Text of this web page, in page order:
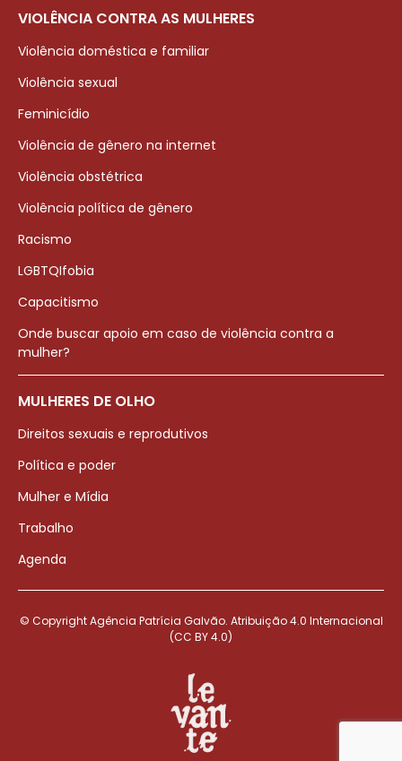
VIOLÊNCIA CONTRA AS MULHERES
Violência doméstica e familiar
Violência sexual
Feminicídio
Violência de gênero na internet
Violência obstétrica
Violência política de gênero
Racismo
LGBTQIfobia
Capacitismo
Onde buscar apoio em caso de violência contra a
mulher?
MULHERES DE OLHO
Direitos sexuais e reprodutivos
Política e poder
Mulher e Mídia
Trabalho
Agenda
© Copyright Agência Patrícia Galvão. Atribuição 4.0 Internacional
(CC BY 4.0)